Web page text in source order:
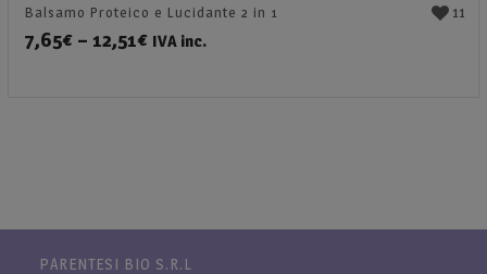
11
Balsamo Proteico e Lucidante 2 in 1
7,65€ – 12,51€ IVA inc.
PARENTESI BIO S.R.L